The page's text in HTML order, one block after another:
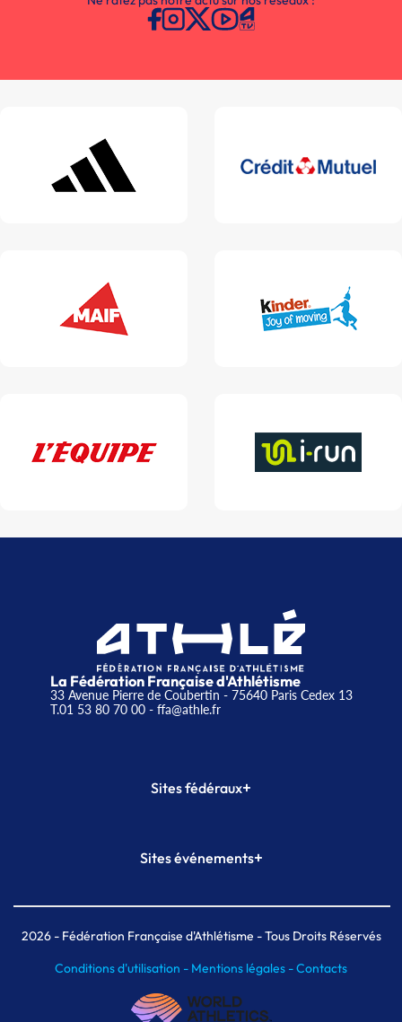
La Fédération Française d'Athlétisme
33 Avenue Pierre de Coubertin - 75640 Paris Cedex 13
T.01 53 80 70 00- ffa@athle.fr
Sites fédéraux+
Plateforme Formation
Sites événements+
Meeting de Paris indoor
MAIF Ekiden de Paris
2026- Fédération Française d'Athlétisme - Tous Droits Réservés
Conditions d'utilisation - Mentions légales -Contacts